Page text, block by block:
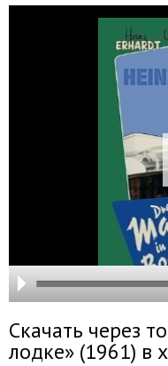
Скачать через
лодке» (1961) в